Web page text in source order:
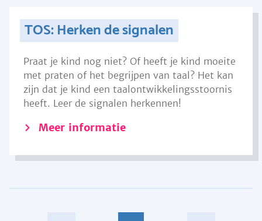
TOS: Herken de signalen
Praat je kind nog niet? Of heeft je kind moeite
met praten of het begrijpen van taal? Het kan
zijn dat je kind een taalontwikkelingsstoornis
heeft. Leer de signalen herkennen!
Meer informatie